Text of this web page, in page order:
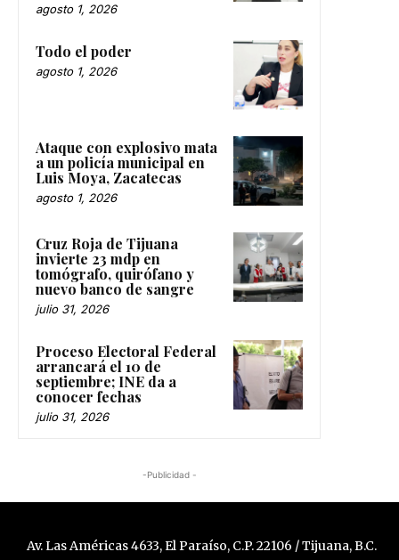
agosto 1, 2026
Todo el poder
agosto 1, 2026
Ataque con explosivo mata
a un policía municipal en
Luis Moya, Zacatecas
agosto 1, 2026
Cruz Roja de Tijuana
invierte 23 mdp en
tomógrafo, quirófano y
nuevo banco de sangre
julio 31, 2026
Proceso Electoral Federal
arrancará el 10 de
septiembre; INE da a
conocer fechas
julio 31, 2026
-Publicidad -
Av. Las Américas 4633, El Paraíso, C.P. 22106 / Tijuana, B.C.